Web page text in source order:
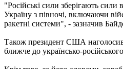
"Російські сили зберігають сили
Україну з півночі, включаючи
ракетні системи", - зазначив
Також президент США
ближче до українсько-